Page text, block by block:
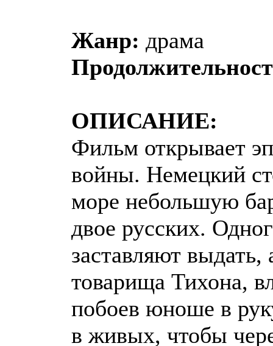
Жанр: драма
ОПИСАНИЕ:
Фильм открывает
войны. Немецкий
море небольшую
двое русских.
заставляют выдать,
товарища Тихона,
побоев юноше в
в живых, чтобы